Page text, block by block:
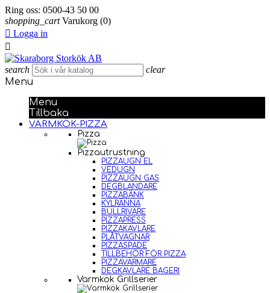
Ring oss: 0500-43 50 00
shopping_cart Varukorg (0)
 Logga in

search clear
Menu
Menu
Tillbaka
VARMKÖK-PIZZA
Pizza
Pizzautrustning
PIZZAUGN EL
VEDUGN
PIZZAUGN GAS
DEGBLANDARE
PIZZABÄNK
KYLRÄNNA
BULLRIVARE
PIZZAPRESS
PIZZAKAVLARE
PLÅTVAGNAR
PIZZASPADE
TILLBEHÖR FÖR PIZZA
PIZZAVÄRMARE
DEGKAVLARE BAGERI
Varmkök Grillserier